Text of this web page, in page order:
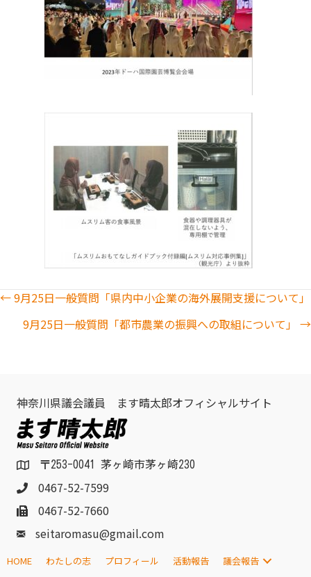
Posts
navigation
← 9月25日一般質問「県内中小企業の海外展開支援について」
9月25日一般質問「都市農業の振興への取組について」 →
神奈川県議会議員 ます晴太郎オフィシャルサイト
〒253-0041 茅ヶ崎市茅ヶ崎230
0467-52-7599
0467-52-7660
seitaromasu@gmail.com
HOME わたしの志 プロフィール 活動報告 議会報告